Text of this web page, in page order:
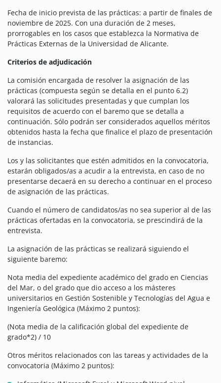
Fecha de inicio prevista de las prácticas: a partir de finales de
noviembre de 2025. Con una duración de 2 meses,
prorrogables en los casos que establezca la Normativa de
Prácticas Externas de la Universidad de Alicante.
Criterios de adjudicación
La comisión encargada de resolver la asignación de las
prácticas (compuesta según se detalla en el punto 6.2)
valorará las solicitudes presentadas y que cumplan los
requisitos de acuerdo con el baremo que se detalla a
continuación. Sólo podrán ser considerados aquellos méritos
obtenidos hasta la fecha que finalice el plazo de presentación
de instancias.
Los y las solicitantes que estén admitidos en la convocatoria,
estarán obligados/as a acudir a la entrevista, en caso de no
presentarse decaerá en su derecho a continuar en el proceso
de asignación de las prácticas.
Cuando el número de candidatos/as no sea superior al de las
prácticas ofertadas en la convocatoria, se prescindirá de la
entrevista.
La asignación de las prácticas se realizará siguiendo el
siguiente baremo:
Nota media del expediente académico del grado en Ciencias
del Mar, o del grado que dio acceso a los másteres
universitarios en Gestión Sostenible y Tecnologías del Agua e
Ingeniería Geológica (Máximo 2 puntos):
(Nota media de la calificación global del expediente de
grado*2) / 10
Otros méritos relacionados con las tareas y actividades de la
convocatoria (Máximo 2 puntos):